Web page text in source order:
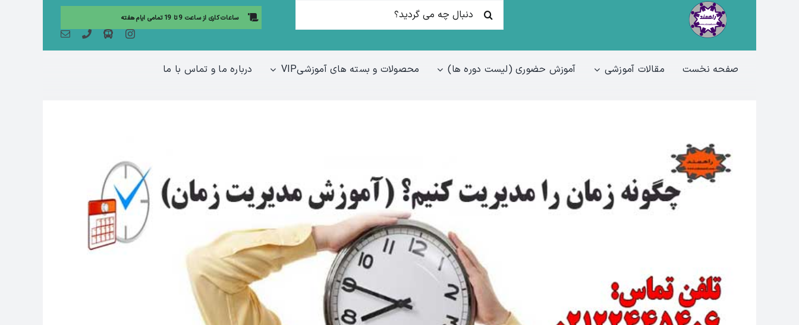
جستجو
برای:
ساعات کاری از ساعت 9 تا 19 تمامی ایام هفته
صفحه نخست مقالات آموزشی آموزش حضوری (لیست دوره ها) محصولات و بسته های آموزشیVIP درباره ما و تماس با ما